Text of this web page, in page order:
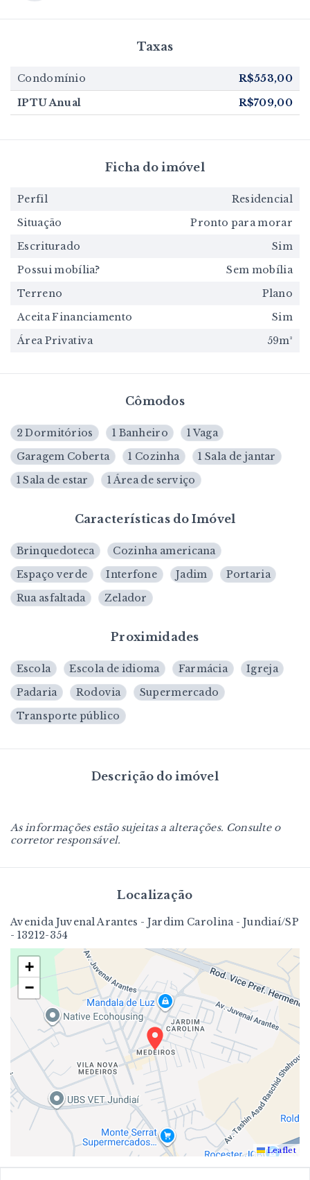
Cômodos
2 Dormitórios 1 Banheiro
1 Vaga
Garagem Coberta
1 Cozinha
1 Sala de jantar
1 Sala de estar
1 Área de serviço
Características do Imóvel
Brinquedoteca
Cozinha americana
Espaço verde
Interfone Jadim
Portaria
Rua asfaltada
Zelador
Proximidades
Escola Escola de idioma Farmácia
Igreja
Padaria
Rodovia
Supermercado
Transporte público
Descrição do imóvel
As informações estão sujeitas a alterações. Consulte o
corretor responsável.
Localização
Avenida Juvenal Arantes - Jardim Carolina - Jundiaí/SP
- 13212-354
+
−
Leaflet
Taxas
Condomínio
R$553,00
IPTU Anual
R$709,00
Ficha do imóvel
Perfil
Residencial
Situação
Pronto para morar
Escriturado
Sim
Possui mobília?
Sem mobília
Terreno
Plano
Aceita Financiamento
Sim
Área Privativa
59m²